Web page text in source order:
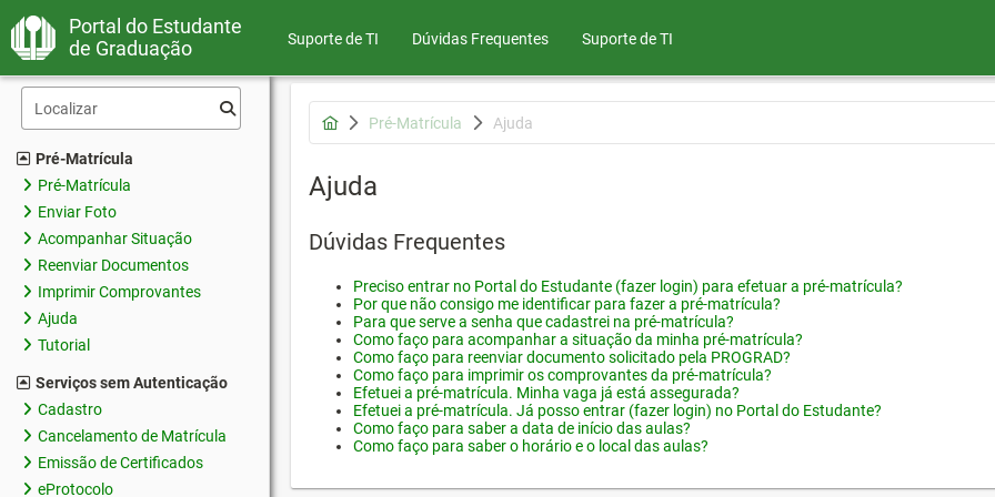
Portal do Estudante
de Graduação
Suporte de TI Dúvidas Frequentes Suporte de TI
Pré-Matrícula
Pré-Matrícula
Enviar Foto
Acompanhar Situação
Reenviar Documentos
Imprimir Comprovantes
Ajuda
Tutorial
Serviços sem Autenticação
Cadastro
Cancelamento de Matrícula
Emissão de Certificados
eProtocolo
Pré-Matrícula Ajuda
Ajuda
Dúvidas Frequentes
Preciso entrar no Portal do Estudante (fazer login) para efetuar a pré-matrícula?
Por que não consigo me identificar para fazer a pré-matrícula?
Para que serve a senha que cadastrei na pré-matrícula?
Como faço para acompanhar a situação da minha pré-matrícula?
Como faço para reenviar documento solicitado pela PROGRAD?
Como faço para imprimir os comprovantes da pré-matrícula?
Efetuei a pré-matrícula. Minha vaga já está assegurada?
Efetuei a pré-matrícula. Já posso entrar (fazer login) no Portal do Estudante?
Como faço para saber a data de início das aulas?
Como faço para saber o horário e o local das aulas?